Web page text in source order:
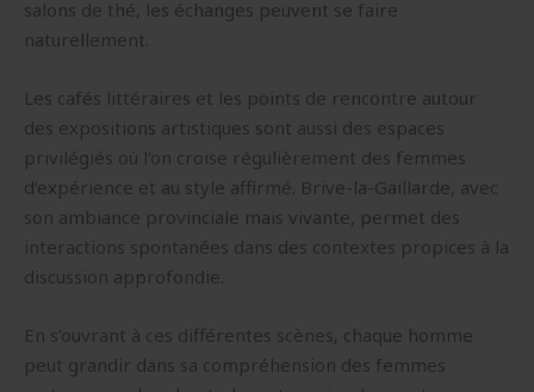
salons de thé, les échanges peuvent se faire
naturellement.
Les cafés littéraires et les points de rencontre autour
des expositions artistiques sont aussi des espaces
privilégiés où l’on croise régulièrement des femmes
d’expérience et au style affirmé. Brive-la-Gaillarde, avec
son ambiance provinciale mais vivante, permet des
interactions spontanées dans des contextes propices à la
discussion approfondie.
En s’ouvrant à ces différentes scènes, chaque homme
peut grandir dans sa compréhension des femmes